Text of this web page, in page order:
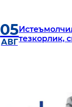
05
АВГтезкорлик,